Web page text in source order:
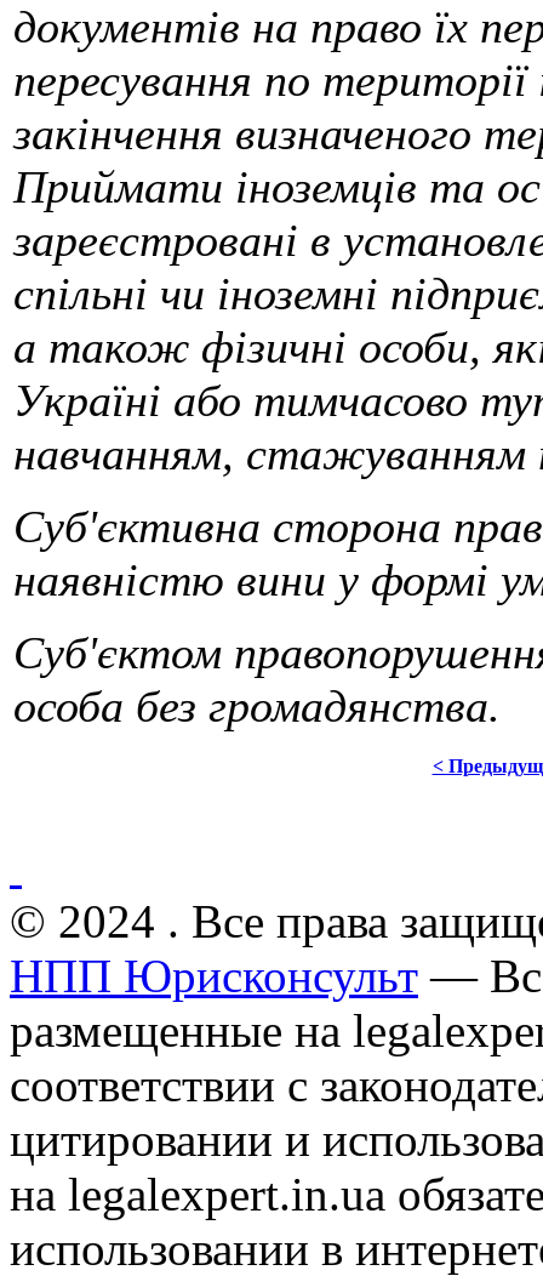
документів на право їх
пересування по території
закінчення визначеного
Приймати іноземців та
зареєстровані в
спільні чи іноземні
а також фізичні особи,
Україні або тимчасово
навчанням,
Суб'єктивна сторона
наявністю вини у формі
Суб'єктом
особа без громадянства.
<
© 2024 . Все права
НПП Юрисконсульт —
размещенные на
соответствии с
цитировании и
на legalexpert.in.ua
использовании в